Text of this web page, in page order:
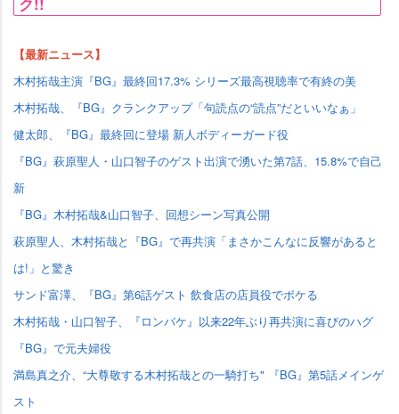
【最新ニュース】
木村拓哉主演『BG』最終回17.3% シリーズ最高視聴率で有終の美
木村拓哉、『BG』クランクアップ「句読点の“読点”だといいなぁ」
健太郎、『BG』最終回に登場 新人ボディーガード役
『BG』萩原聖人・山口智子のゲスト出演で湧いた第7話、15.8%で自己
新
『BG』木村拓哉&山口智子、回想シーン写真公開
萩原聖人、木村拓哉と『BG』で再共演「まさかこんなに反響があると
は!」と驚き
サンド富澤、『BG』第6話ゲスト 飲食店の店員役でボケる
木村拓哉・山口智子、『ロンバケ』以来22年ぶり再共演に喜びのハグ
『BG』で元夫婦役
満島真之介、“大尊敬する木村拓哉との一騎打ち" 『BG』第5話メインゲ
スト